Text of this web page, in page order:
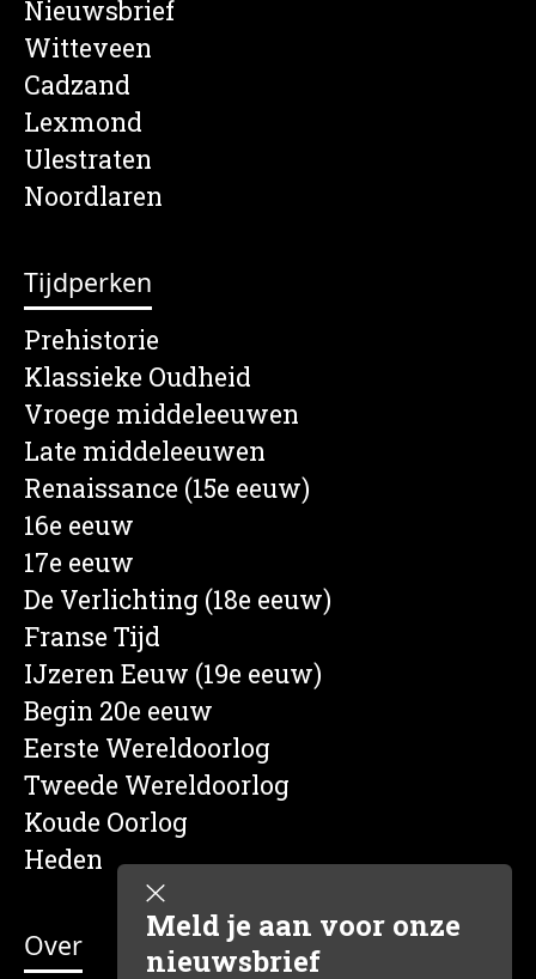
Meld je aan voor onze
nieuwsbrief
Nieuwsbrief
Witteveen
Cadzand
Lexmond
Ulestraten
Noordlaren
Tijdperken
Prehistorie
Klassieke Oudheid
Vroege middeleeuwen
Late middeleeuwen
Renaissance (15e eeuw)
16e eeuw
17e eeuw
De Verlichting (18e eeuw)
Franse Tijd
IJzeren Eeuw (19e eeuw)
Begin 20e eeuw
Eerste Wereldoorlog
Tweede Wereldoorlog
Koude Oorlog
Heden
Over